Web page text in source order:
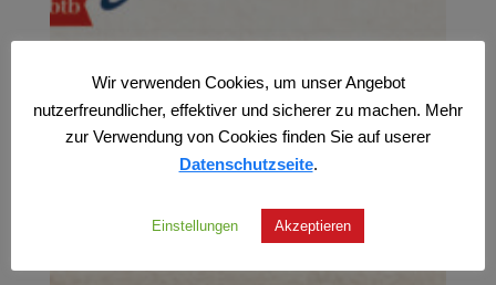
Wir verwenden Cookies, um unser Angebot
nutzerfreundlicher, effektiver und sicherer zu machen. Mehr
zur Verwendung von Cookies finden Sie auf userer
Datenschutzseite.
Einstellungen Akzeptieren